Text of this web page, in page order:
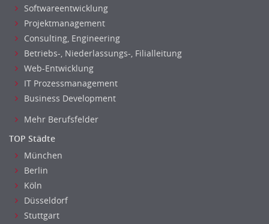
Softwareentwicklung
Projektmanagement
Consulting, Engineering
Betriebs-, Niederlassungs-, Filialleitung
Web-Entwicklung
IT Prozessmanagement
Business Development
Mehr Berufsfelder
TOP Städte
München
Berlin
Köln
Düsseldorf
Stuttgart